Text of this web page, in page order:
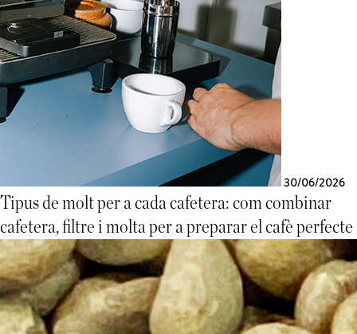
30/06/2026
Tipus de molt per a cada cafetera: com combinar
cafetera, filtre i molta per a preparar el cafè perfecte